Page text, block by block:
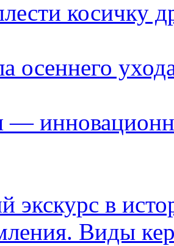
косичку
осеннего
экскурс в
Виды